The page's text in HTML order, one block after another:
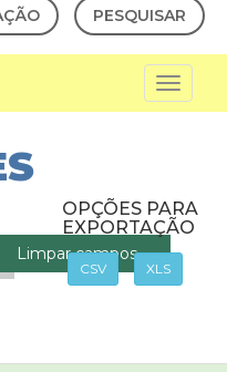
PESQUISAR
OPÇÕES PARA
EXPORTAÇÃO
CSV
XLS